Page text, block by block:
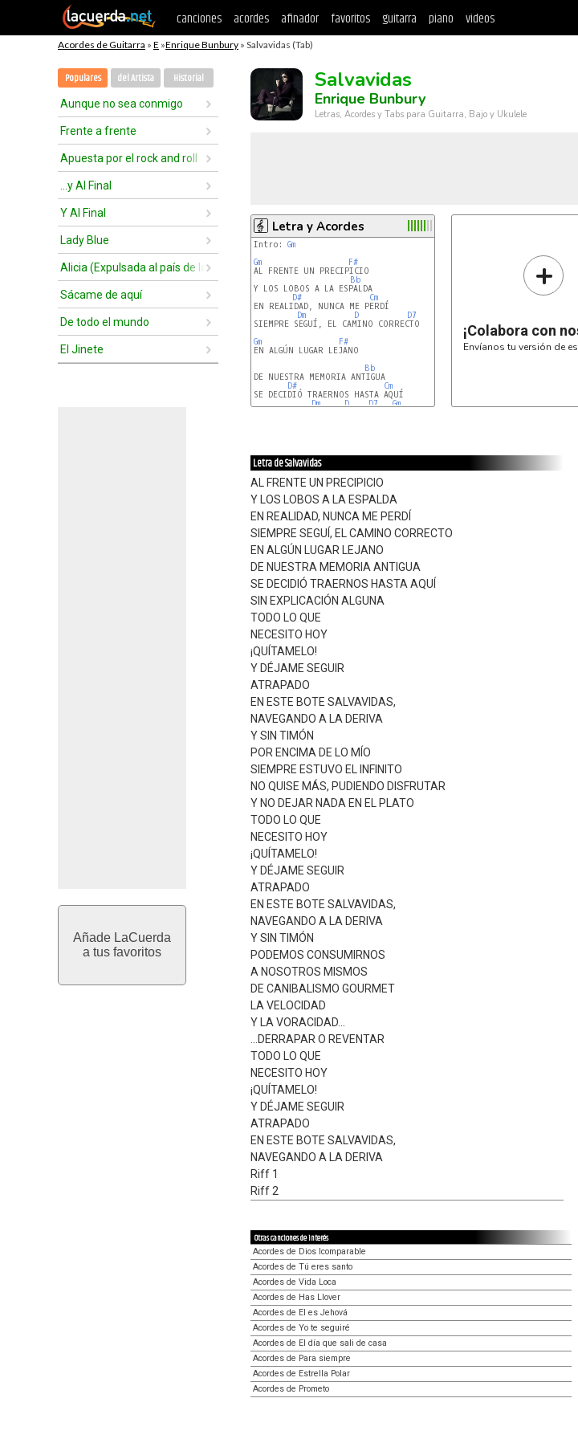
canciones acordes afinador favoritos guitarra piano videos
Acordes de Guitarra » E »Enrique Bunbury » Salvavidas (Tab)
Populares del Artista Historial
Aunque no sea conmigo
Frente a frente
Apuesta por el rock and roll
...y Al Final
Y Al Final
Lady Blue
Alicia (Expulsada al país de las maravillas)
Sácame de aquí
De todo el mundo
El Jinete
Añade LaCuerda
a tus favoritos
Salvavidas
Enrique Bunbury
Letras, Acordes y Tabs para Guitarra, Bajo y Ukulele
Letra y Acordes
Intro: Gm
Gm
F#
AL FRENTE UN PRECIPICIO
Bb
Y LOS LOBOS A LA ESPALDA
D#
Cm
EN REALIDAD, NUNCA ME PERDÍ
Dm
D D7
SIEMPRE SEGUÍ, EL CAMINO CORRECTO
Gm
F#
EN ALGÚN LUGAR LEJANO
Bb
DE NUESTRA MEMORIA ANTIGUA
D#
Cm
SE DECIDIÓ TRAERNOS HASTA AQUÍ
Dm
D D7
Gm
+
¡Colabora con
Envíanos tu versión de
Letra de Salvavidas
AL FRENTE UN PRECIPICIO
Y LOS LOBOS A LA ESPALDA
EN REALIDAD, NUNCA ME PERDÍ
SIEMPRE SEGUÍ, EL CAMINO CORRECTO
EN ALGÚN LUGAR LEJANO
DE NUESTRA MEMORIA ANTIGUA
SE DECIDIÓ TRAERNOS HASTA AQUÍ
SIN EXPLICACIÓN ALGUNA
TODO LO QUE
NECESITO HOY
¡QUÍTAMELO!
Y DÉJAME SEGUIR
ATRAPADO
EN ESTE BOTE SALVAVIDAS,
NAVEGANDO A LA DERIVA
Y SIN TIMÓN
POR ENCIMA DE LO MÍO
SIEMPRE ESTUVO EL INFINITO
NO QUISE MÁS, PUDIENDO DISFRUTAR
Y NO DEJAR NADA EN EL PLATO
TODO LO QUE
NECESITO HOY
¡QUÍTAMELO!
Y DÉJAME SEGUIR
ATRAPADO
EN ESTE BOTE SALVAVIDAS,
NAVEGANDO A LA DERIVA
Y SIN TIMÓN
PODEMOS CONSUMIRNOS
A NOSOTROS MISMOS
DE CANIBALISMO GOURMET
LA VELOCIDAD
Y LA VORACIDAD...
...DERRAPAR O REVENTAR
TODO LO QUE
NECESITO HOY
¡QUÍTAMELO!
Y DÉJAME SEGUIR
ATRAPADO
EN ESTE BOTE SALVAVIDAS,
NAVEGANDO A LA DERIVA
Riff 1
Riff 2
Otras canciones de interés
Acordes de Dios Icomparable
Acordes de Tú eres santo
Acordes de Vida Loca
Acordes de Has Llover
Acordes de El es Jehová
Acordes de Yo te seguiré
Acordes de El día que sali de casa
Acordes de Para siempre
Acordes de Estrella Polar
Acordes de Prometo